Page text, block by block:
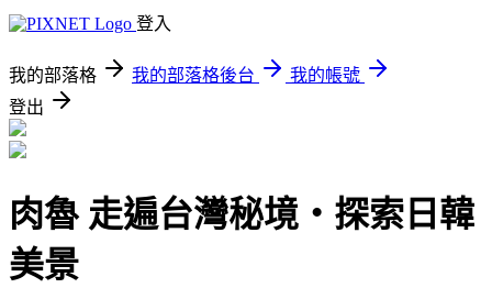
登入
我的部落格 我的部落格後台
我的帳號
登出
肉魯 走遍台灣秘境・探索日韓
美景